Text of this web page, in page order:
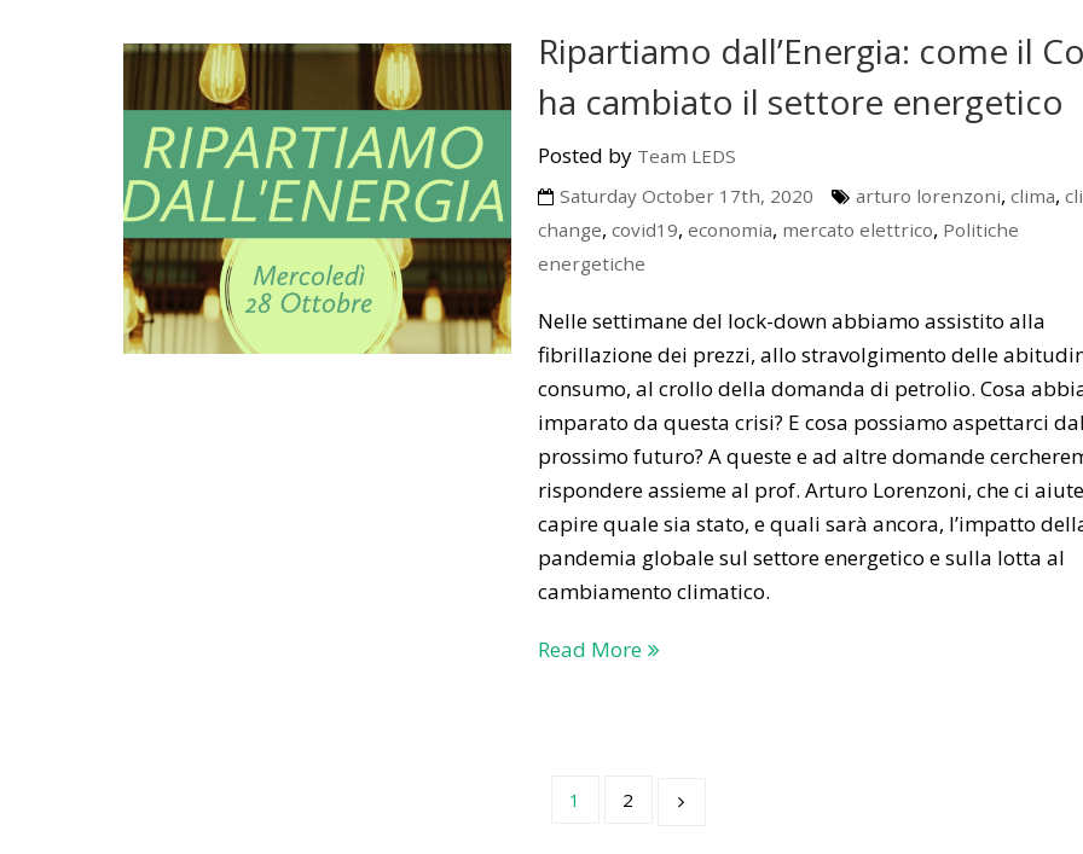
Ripartiamo dall’Energia: come il
ha cambiato il settore energetico
Posted by Team LEDS
Saturday October 17th, 2020
arturo lorenzoni, clima,
change, covid19, economia, mercato elettrico, Politiche
energetiche
Nelle settimane del lock-down abbiamo assistito alla
fibrillazione dei prezzi, allo stravolgimento delle
consumo, al crollo della domanda di petrolio. Cosa
imparato da questa crisi? E cosa possiamo aspettarci dal
prossimo futuro? A queste e ad altre domande
rispondere assieme al prof. Arturo Lorenzoni, che ci
capire quale sia stato, e quali sarà ancora, l’impatto
pandemia globale sul settore energetico e sulla lotta al
cambiamento climatico.
Read More
1 2